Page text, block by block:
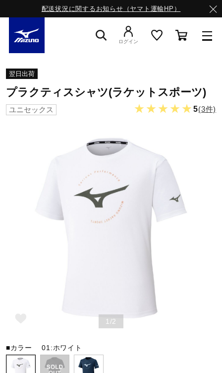
配送状況に関するお知らせ（ヤマト運輸HP）
ライフスタイルウエア
サッカー／フットサル
トレーニング
バレーボール
ログイン
翌日出荷
プラクティスシャツ(ラケットスポーツ)
ユニセックス ★★★★★5(3件)
1/2
■カラー01:ホワイト